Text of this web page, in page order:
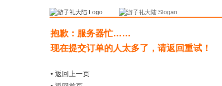
抱歉：服务器忙……
现在提交订单的人太多了，请返回重试！
• 返回上一页